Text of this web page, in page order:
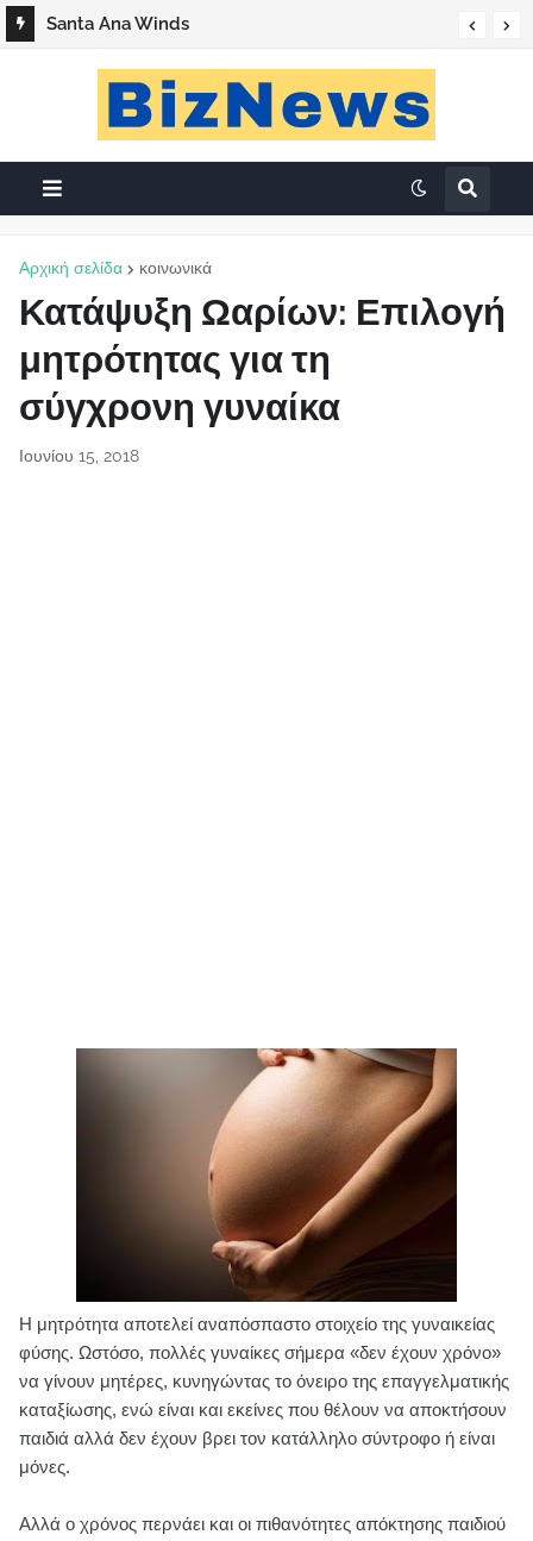
Santa Ana Winds
Αρχική σελίδα κοινωνικά
Κατάψυξη Ωαρίων: Επιλογή
μητρότητας για τη
σύγχρονη γυναίκα
Ιουνίου 15, 2018
Η μητρότητα αποτελεί αναπόσπαστο στοιχείο της γυναικείας
φύσης. Ωστόσο, πολλές γυναίκες σήμερα «δεν έχουν χρόνο»
να γίνουν μητέρες, κυνηγώντας το όνειρο της επαγγελματικής
καταξίωσης, ενώ είναι και εκείνες που θέλουν να αποκτήσουν
παιδιά αλλά δεν έχουν βρει τον κατάλληλο σύντροφο ή είναι
μόνες.
Αλλά ο χρόνος περνάει και οι πιθανότητες απόκτησης παιδιού